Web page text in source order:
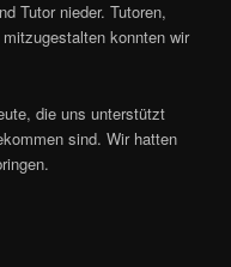
Tutor nieder. Tutoren,
konnten wir
die uns unterstützt
sind. Wir hatten